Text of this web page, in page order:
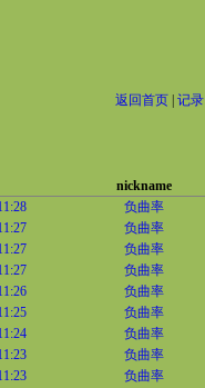
返回首页 记录
nickname
负曲率
负曲率
负曲率
负曲率
负曲率
负曲率
负曲率
负曲率
负曲率